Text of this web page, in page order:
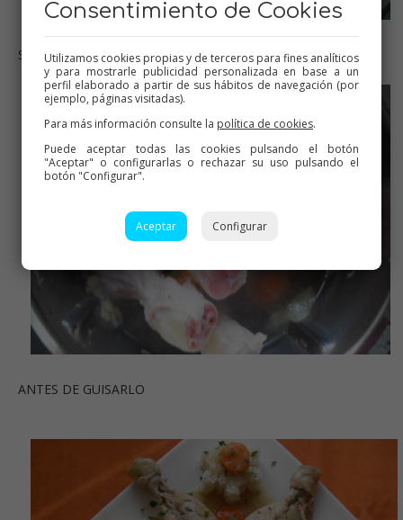
SOFREÍMOS DOS MINUTOS
ANTES DE GUISARLO
Consentimiento de Cookies
Utilizamos cookies propias y de terceros para fines analíticos
y para mostrarle publicidad personalizada en base a un
perfil elaborado a partir de sus hábitos de navegación (por
ejemplo, páginas visitadas).
Para más información consulte la política de cookies.
Puede aceptar todas las cookies pulsando el botón
"Aceptar" o configurarlas o rechazar su uso pulsando el
botón "Configurar".
Aceptar Configurar